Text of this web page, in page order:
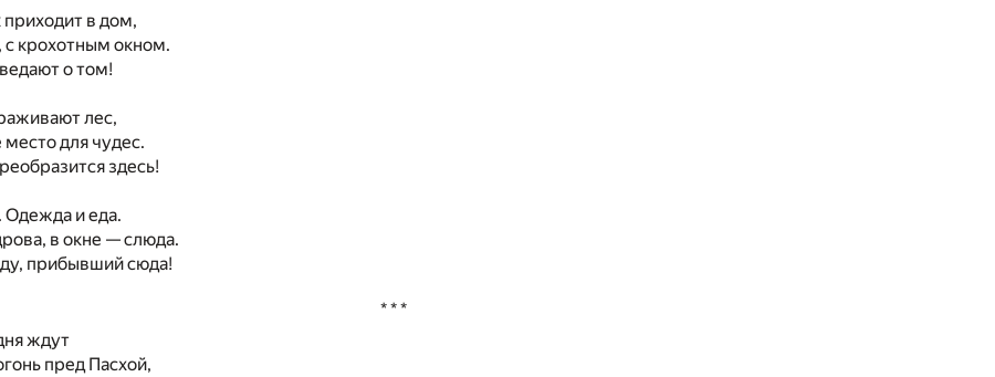
в дом,
крохотным окном.
о том!
лес,
для чудес.
здесь!
Одежда и еда.
в окне — слюда.
прибывший сюда!
* * *
ждут
пред Пасхой,